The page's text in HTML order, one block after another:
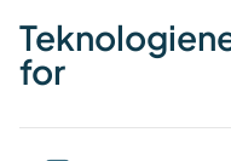
for